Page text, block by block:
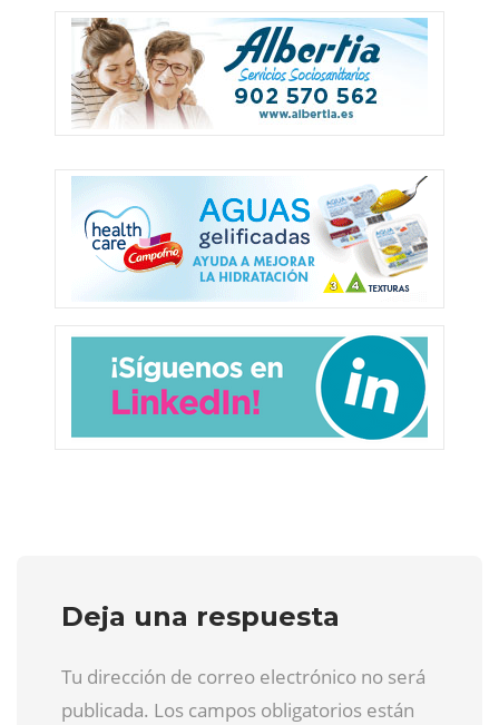
Deja una respuesta
Tu dirección de correo electrónico no será
publicada. Los campos obligatorios están